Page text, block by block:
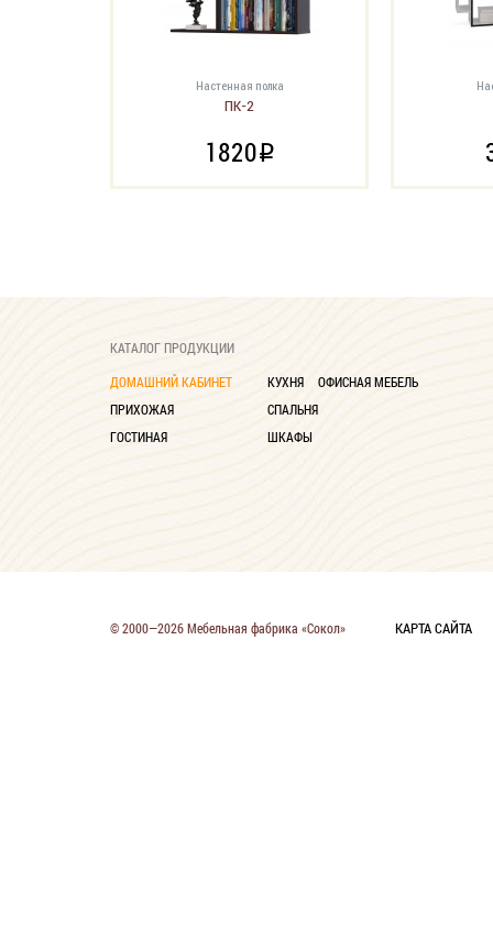
Настенная полка
ПК-2
1820i
КАТАЛОГ ПРОДУКЦИИ
ДОМАШНИЙ КАБИНЕТ
ПРИХОЖАЯ
ГОСТИНАЯ
КУХНЯ
СПАЛЬНЯ
ШКАФЫ
ОФИСНАЯ МЕБЕЛЬ
© 2000—2026 Мебельная фабрика «Сокол» КАРТА САЙТА